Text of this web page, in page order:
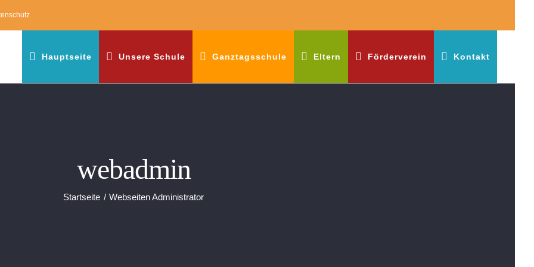
Hauptseite Unsere Schule Ganztagsschule Eltern Förderverein Kontakt
webadmin
Startseite Webseiten Administrator